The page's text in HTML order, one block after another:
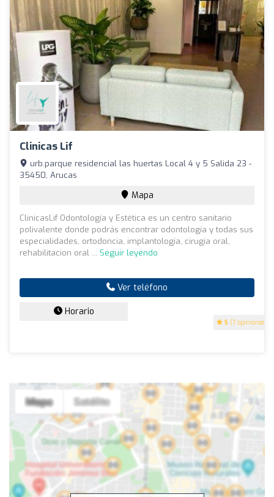
Clinicas Lif
5 (7 opiniones)
urb.parque residencial las huertas Local 4 y 5 Salida 23 -
35450, Arucas
Mapa
ClinicasLif Odontología y Estética es un centro sanitario
polivalente donde podrás encontrar odontología y todas sus
especialidades, ortodoncia, implantología, cirugía oral,
rehabilitacion oral ... Seguir leyendo
Ver teléfono
Horario